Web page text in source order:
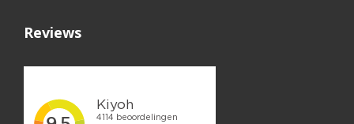
Reviews